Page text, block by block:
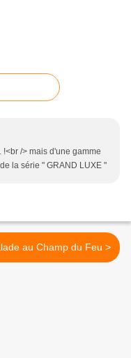
!<br /> mais d'une gamme
la série " GRAND LUXE "
Balade au Champ du Feu >